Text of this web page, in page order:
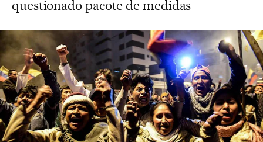
questionado pacote de medidas